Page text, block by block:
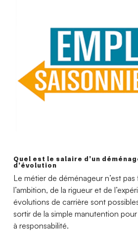
Quel est le salaire d’un
d’évolution
Le métier de déménageur n’est
l’ambition, de la rigueur et de
évolutions de carrière sont
sortir de la simple manutention
à responsabilité.